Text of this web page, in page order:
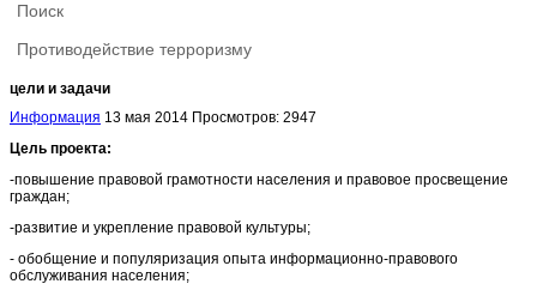
Поиск
Противодействие терроризму
цели и задачи
Информация 13 мая 2014 Просмотров: 2947
Цель проекта:
-повышение правовой грамотности населения и правовое просвещение
граждан;
-развитие и укрепление правовой культуры;
- обобщение и популяризация опыта информационно-правового
обслуживания населения;